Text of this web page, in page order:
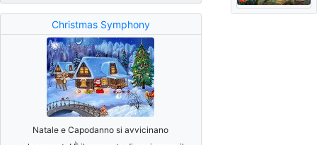
Christmas Symphony
Natale e Capodanno si avvicinano